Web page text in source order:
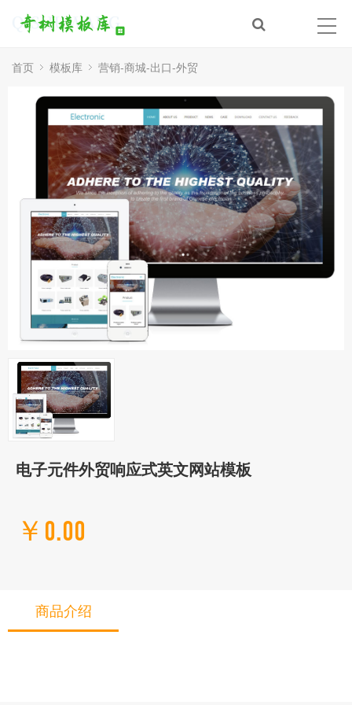
首页 模板库 营销-商城-出口-外贸
电子元件外贸响应式英文网站模板
￥0.00
商品介绍